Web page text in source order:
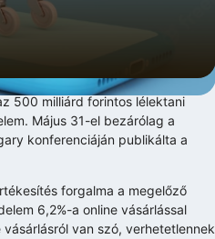
500 milliárd forintos lélektani
Május 31-el bezárólag a
konferenciáján publikálta a
forgalma a megelőző
6,2%-a online vásárlással
van szó, verhetetlennek